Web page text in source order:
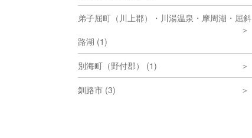
弟子屈町（川上郡）・川湯温泉・摩周湖・屈斜
路湖 (1)
別海町（野付郡） (1)
釧路市 (3)